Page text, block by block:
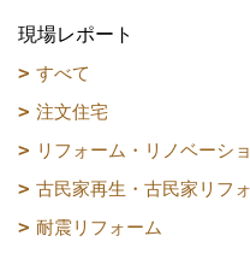
現場レポート
すべて
注文住宅
リフォーム・リノベーシ
古民家再生・古民家リフ
耐震リフォーム